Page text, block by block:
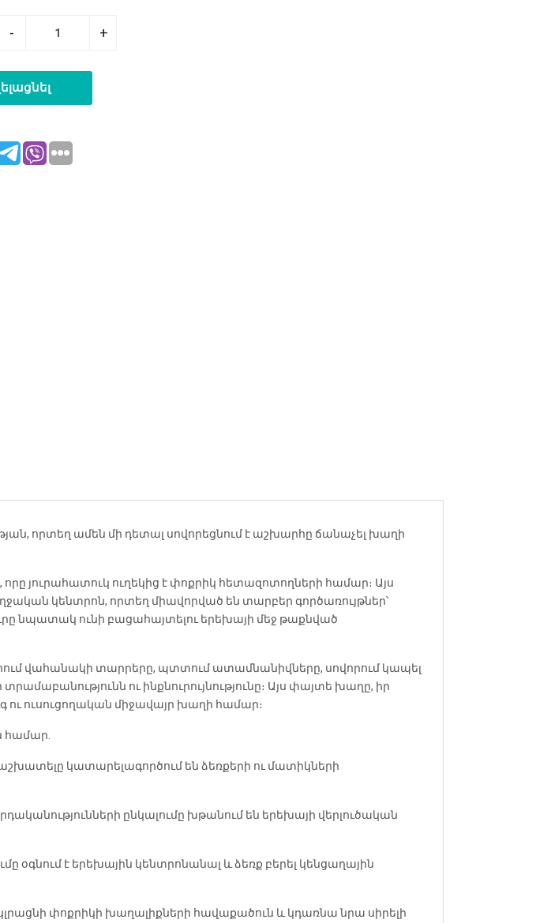
- +
որտեղ ամեն մի դետալ սովորեցնում է աշխարհը ճանաչել խաղի
յուրահատուկ ուղեկից է փոքրիկ հետազոտողների համար։ Այս
կենտրոն, որտեղ միավորված են տարբեր գործառույթներ՝
նպատակ ունի բացահայտելու երեխայի մեջ թաքնված
վահանակի տարրերը, պտտում ատամնանիվները, սովորում կապել
ու ինքնուրույնությունը։ Այս փայտե խաղը, իր
ուսուցողական միջավայր խաղի համար։
համար.
կատարելագործում են ձեռքերի ու մատիկների
ընկալումը խթանում են երեխայի վերլուծական
օգնում է երեխային կենտրոնանալ և ձեռք բերել կենցաղային
փոքրիկի խաղալիքների հավաքածուն և կդառնա նրա սիրելի